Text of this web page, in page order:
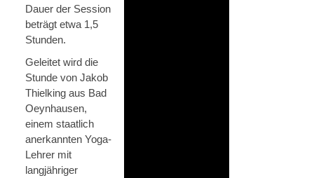
Dauer der Session
beträgt etwa 1,5
Stunden.
Geleitet wird die
Stunde von Jakob
Thielking aus Bad
Oeynhausen,
einem staatlich
anerkannten Yoga-
Lehrer mit
langjähriger